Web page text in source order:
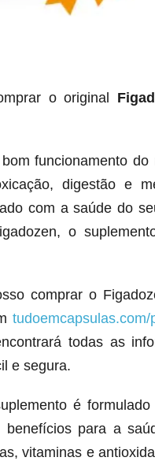
o original
funcionamento do
digestão e
com a saúde do
o
comprar o
todas as
e segura.
é
benefícios para a
vitaminas e
Seca Já